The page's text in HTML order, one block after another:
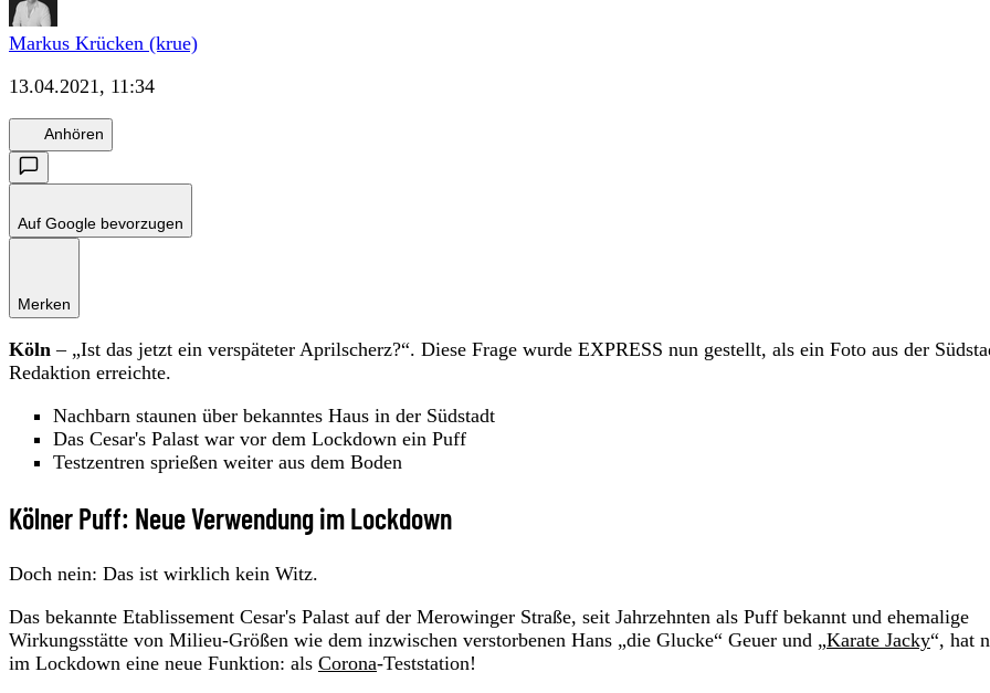
Markus Krücken (krue)
13.04.2021, 11:34
Anhören
Auf Google bevorzugen
Merken
Köln – „Ist das jetzt ein verspäteter Aprilscherz?“. Diese Frage wurde EXPRESS nun gestellt, als ein Foto aus der
Redaktion erreichte.
Nachbarn staunen über bekanntes Haus in der Südstadt
Das Cesar's Palast war vor dem Lockdown ein Puff
Testzentren sprießen weiter aus dem Boden
Kölner Puff: Neue Verwendung im Lockdown
Doch nein: Das ist wirklich kein Witz.
Das bekannte Etablissement Cesar's Palast auf der Merowinger Straße, seit Jahrzehnten als Puff bekannt und ehemalige
Wirkungsstätte von Milieu-Größen wie dem inzwischen verstorbenen Hans „die Glucke“ Geuer und „Karate Jacky“, hat
im Lockdown eine neue Funktion: als Corona-Teststation!